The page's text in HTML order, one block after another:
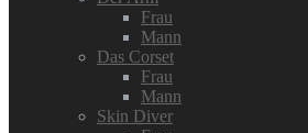
Frau
Mann
Das Corset
Frau
Mann
Skin Diver